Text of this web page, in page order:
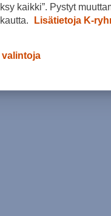
kaikki”. Pystyt
Lisätietoja K-
valintoja